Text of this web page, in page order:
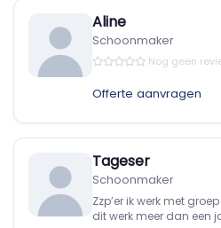
Aline
Schoonmaker
Nog geen
Offerte aanvragen
Tageser
Schoonmaker
Zzp’er ik werk met
dit werk meer dan een